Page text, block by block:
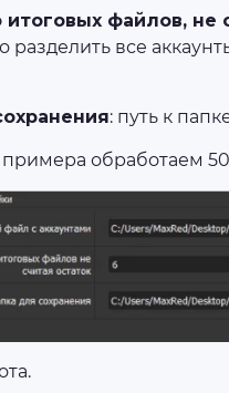
итоговых файлов, не
разделить все
: путь к
обработаем